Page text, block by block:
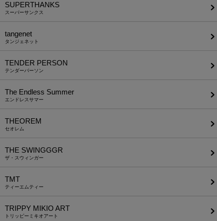
SUPERTHANKS
スーパーサンクス
tangenet
タンジェネット
TENDER PERSON
テンダーパーソン
The Endless Summer
エンドレスサマー
THEOREM
セオレム
THE SWINGGGR
ザ・スウィンガー
TMT
ティーエムティー
TRIPPY MIKIO ART
トリッピーミキオアート